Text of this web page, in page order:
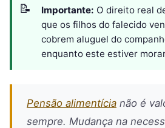
Importante: O direito real
que os filhos do falecido
cobrem aluguel do
enquanto este estiver
Pensão alimentícia não é
sempre. Mudança na